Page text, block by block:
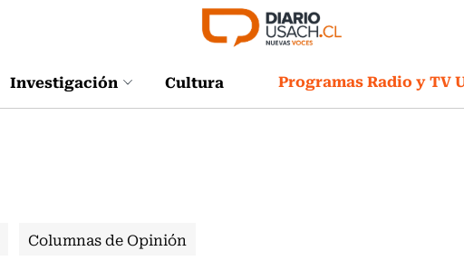
Investigación Cultura Programas Radio y TV
Columnas de Opinión